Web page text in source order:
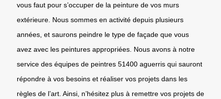
vous faut pour s’occuper de la peinture de vos murs
extérieure. Nous sommes en activité depuis plusieurs
années, et saurons peindre le type de façade que vous
avez avec les peintures appropriées. Nous avons à notre
service des équipes de peintres 51400 aguerris qui sauront
répondre à vos besoins et réaliser vos projets dans les
règles de l’art. Ainsi, n’hésitez plus à remettre vos projets de